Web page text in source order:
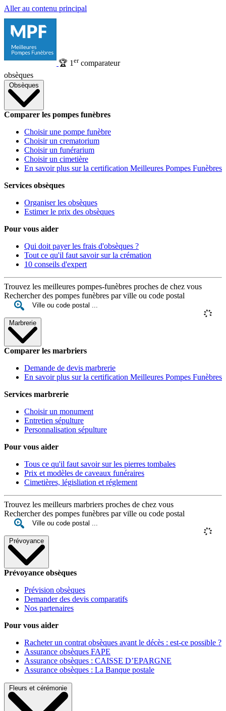
Aller au contenu principal
🏆 1 ercomparateur
obsèques
Obsèques
Comparer les pompes funèbres
Choisir une pompe funèbre
Choisir un crematorium
Choisir un funérarium
Choisir un cimetière
En savoir plus sur la certification Meilleures Pompes Funèbres
Services obsèques
Organiser les obsèques
Estimer le prix des obsèques
Pour vous aider
Qui doit payer les frais d'obsèques ?
Tout ce qu'il faut savoir sur la crémation
10 conseils d'expert
Trouvez les meilleures pompes-funèbres proches de chez vous
Rechercher des pompes funèbres par ville ou code postal
Marbrerie
Comparer les marbriers
Demande de devis marbrerie
En savoir plus sur la certification Meilleures Pompes Funèbres
Services marbrerie
Choisir un monument
Entretien sépulture
Personnalisation sépulture
Pour vous aider
Tous ce qu'il faut savoir sur les pierres tombales
Prix et modèles de caveaux funéraires
Cimetières, législiation et réglement
Trouvez les meilleurs marbriers proches de chez vous
Rechercher des pompes funèbres par ville ou code postal
Prévoyance
Prévoyance obsèques
Prévision obsèques
Demander des devis comparatifs
Nos partenaires
Pour vous aider
Racheter un contrat obsèques avant le décès : est-ce possible ?
Assurance obsèques FAPE
Assurance obsèques : CAISSE D’EPARGNE
Assurance obsèques : La Banque postale
Fleurs et cérémonie